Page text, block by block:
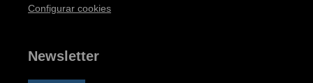
Configurar cookies
Newsletter